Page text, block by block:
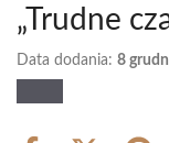
„Trudne
Data dodania: 8